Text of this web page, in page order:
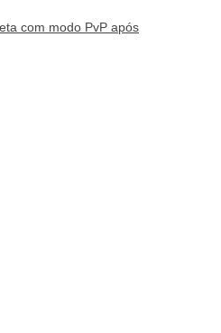
com modo PvP após